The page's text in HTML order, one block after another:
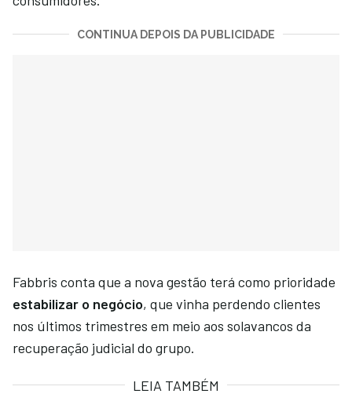
CONTINUA DEPOIS DA PUBLICIDADE
Fabbris conta que a nova gestão terá como prioridade
estabilizar o negócio, que vinha perdendo clientes
nos últimos trimestres em meio aos solavancos da
recuperação judicial do grupo.
LEIA TAMBÉM